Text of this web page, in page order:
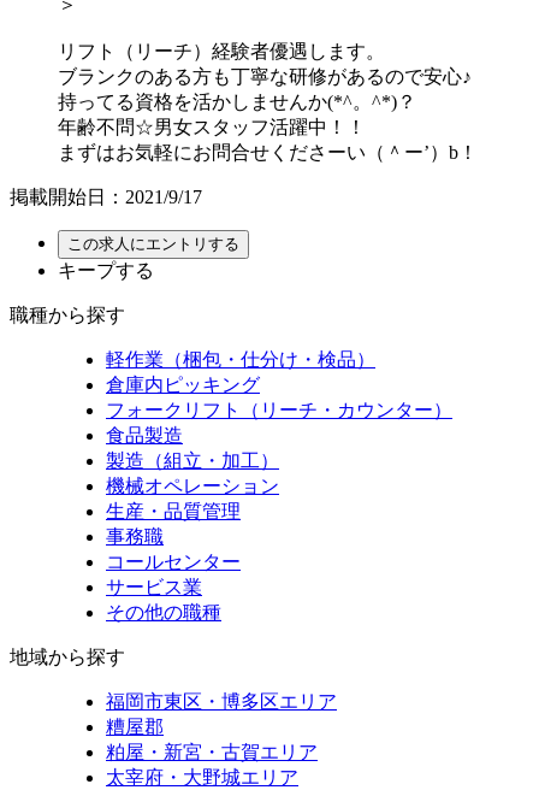
リフト（リーチ）経験者優遇します。
ブランクのある方も丁寧な研修があるので安心♪
持ってる資格を活かしませんか(*^。^*)？
年齢不問☆男女スタッフ活躍中！！
まずはお気軽にお問合せくださーい（＾ー’）b！
掲載開始日：2021/9/17
キープする
職種から探す
軽作業（梱包・仕分け・検品）
倉庫内ピッキング
フォークリフト（リーチ・カウンター）
食品製造
製造（組立・加工）
機械オペレーション
生産・品質管理
事務職
コールセンター
サービス業
その他の職種
地域から探す
福岡市東区・博多区エリア
糟屋郡
粕屋・新宮・古賀エリア
太宰府・大野城エリア